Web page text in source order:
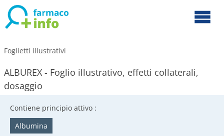
Foglietti illustrativi
ALBUREX - Foglio illustrativo, effetti collaterali,
dosaggio
Contiene principio attivo :
Albumina